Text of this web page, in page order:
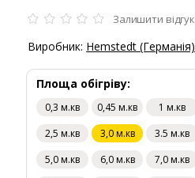
Залишити відгук
Виробник: Hemstedt (Германія)
Площа обігріву:
0,3 м.кв 0,45 м.кв 1 м.кв
2,5 м.кв
3,0 м.кв 3.5 м.кв
5,0 м.кв
6,0 м.кв 7,0 м.кв